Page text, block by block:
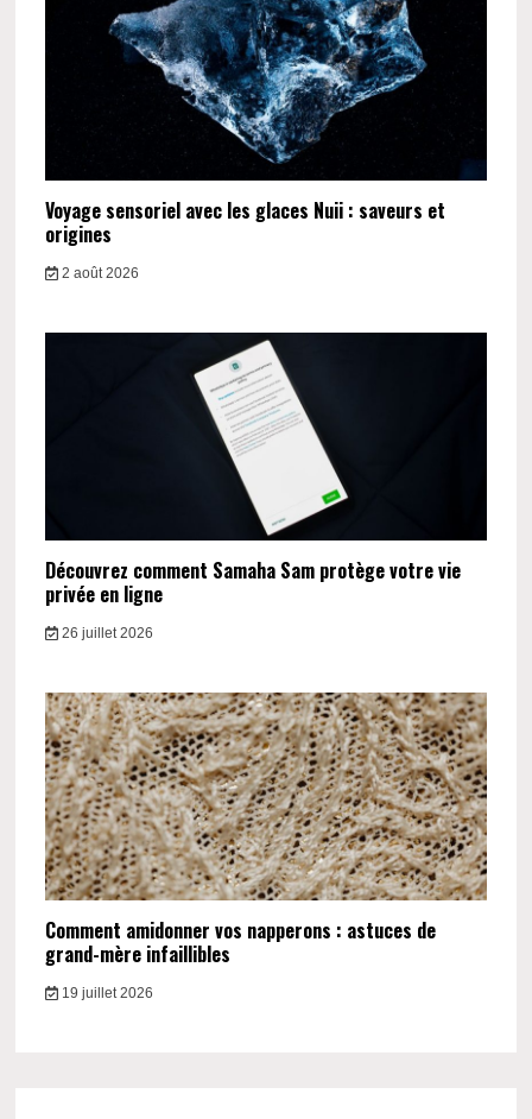
Voyage sensoriel avec les glaces Nuii : saveurs et
origines
2 août 2026
Découvrez comment Samaha Sam protège votre vie
privée en ligne
26 juillet 2026
Comment amidonner vos napperons : astuces de
grand-mère infaillibles
19 juillet 2026